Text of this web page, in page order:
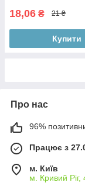
18,06 ₴ 21 ₴
Купити
Про нас
96%
Працює з
м. Київ
м. Кривий Ріг,